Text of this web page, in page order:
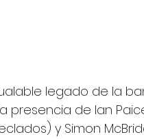
legado de la
presencia de Ian
y Simon